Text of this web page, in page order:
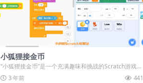
小狐狸接金币
“小狐狸接金币”是一个充满趣味和挑战的Scratch游戏。
在游戏中，玩家将控制一...
3 年前 441